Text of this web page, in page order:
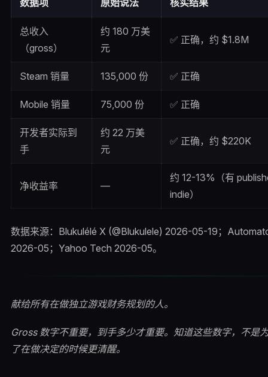
数据项 原始说法 核实结果
总收入
（gross）
约 180 万美
元
✅ 正确，约 $1.8M
Steam 销量 135,000 份 ✅ 正确
Mobile 销量 75,000 份 ✅ 正确
开发者实际到
手
约 22 万美
元
✅ 正确，约 $220K
净收益率 —
约 12-13%（有
indie）
数据来源：Blukulélé X (@Blukulele) 2026-05-19；
2026-05；Yahoo Tech 2026-05。
献给所有在做独立游戏财务规划的人。
Gross 数字不重要，到手多少才重要。知道这些数字，不是
了在做决定的时候更清醒。